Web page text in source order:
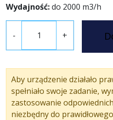
Wydajność:do 2000 m3/h
-
o
M
+
Aby urządzenie działało
spełniało swoje zadanie,
zastosowanie
niezbędny do